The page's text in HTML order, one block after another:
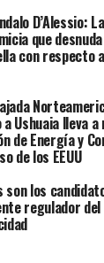
D’Alessio:
que
con respecto
a Ushuaia lleva
de Energía y
de los EEUU
son los
regulador